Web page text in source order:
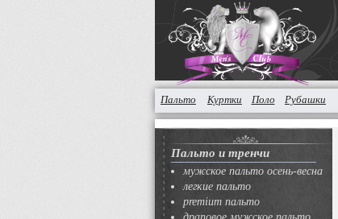
Пальто Куртки Поло Рубашки
Пальто и тренчи
мужское пальто осень-весна
легкие пальто
premium пальто